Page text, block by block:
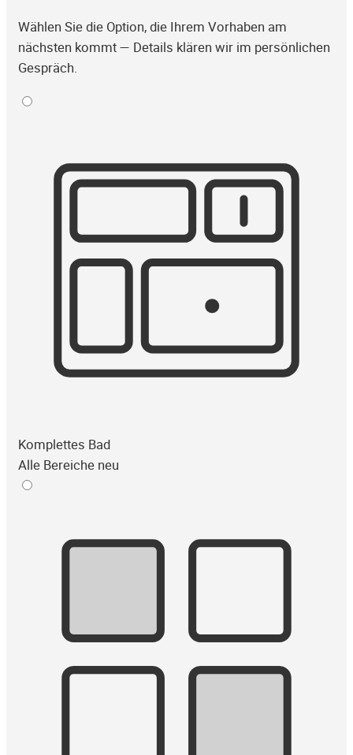
Wählen Sie die Option, die Ihrem Vorhaben am
nächsten kommt — Details klären wir im persönlichen
Gespräch.
Komplettes Bad
Alle Bereiche neu